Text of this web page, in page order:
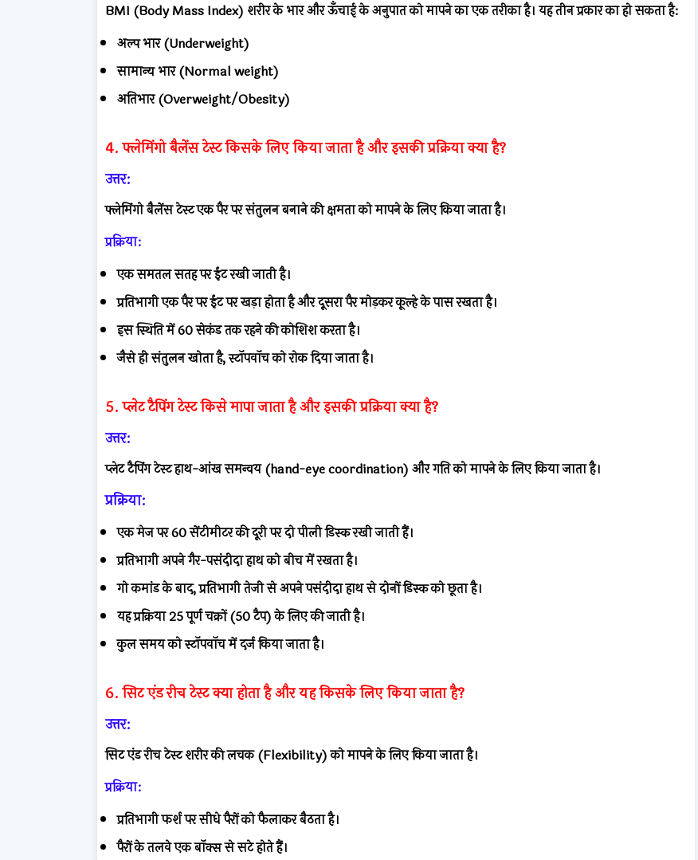
BMI (Body Mass Index) शरीर के भार और ऊँचाई के अनुपात को मापने का एक तरीका है। यह तीन प्रकार का हो सकता है:
अल्प भार (Underweight)
सामान्य भार (Normal weight)
अतिभार (Overweight/Obesity)
4. फ्लेमिंगो बैलेंस टेस्ट किसके लिए किया जाता है और इसकी प्रक्रिया क्या है?
उत्तर:
फ्लेमिंगो बैलेंस टेस्ट एक पैर पर संतुलन बनाने की क्षमता को मापने के लिए किया जाता है।
प्रक्रिया:
एक समतल सतह पर ईंट रखी जाती है।
प्रतिभागी एक पैर पर ईंट पर खड़ा होता है और दूसरा पैर मोड़कर कूल्हे के पास रखता है।
इस स्थिति में 60 सेकंड तक रहने की कोशिश करता है।
जैसे ही संतुलन खोता है, स्टॉपवॉच को रोक दिया जाता है।
5. प्लेट टैपिंग टेस्ट किसे मापा जाता है और इसकी प्रक्रिया क्या है?
उत्तर:
प्लेट टैपिंग टेस्ट हाथ-आंख समन्वय (hand-eye coordination) और गति को मापने के लिए किया जाता है।
प्रक्रिया:
एक मेज पर 60 सेंटीमीटर की दूरी पर दो पीली डिस्क रखी जाती हैं।
प्रतिभागी अपने गैर-पसंदीदा हाथ को बीच में रखता है।
गो कमांड के बाद, प्रतिभागी तेजी से अपने पसंदीदा हाथ से दोनों डिस्क को छूता है।
यह प्रक्रिया 25 पूर्ण चक्रों (50 टैप) के लिए की जाती है।
कुल समय को स्टॉपवॉच में दर्ज किया जाता है।
6. सिट एंड रीच टेस्ट क्या होता है और यह किसके लिए किया जाता है?
उत्तर:
सिट एंड रीच टेस्ट शरीर की लचक (Flexibility) को मापने के लिए किया जाता है।
प्रक्रिया:
प्रतिभागी फर्श पर सीधे पैरों को फैलाकर बैठता है।
पैरों के तलवे एक बॉक्स से सटे होते हैं।